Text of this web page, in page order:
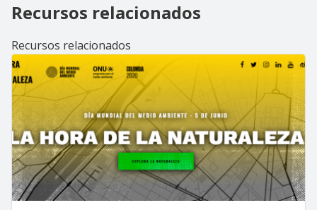
Recursos relacionados
Recursos relacionados